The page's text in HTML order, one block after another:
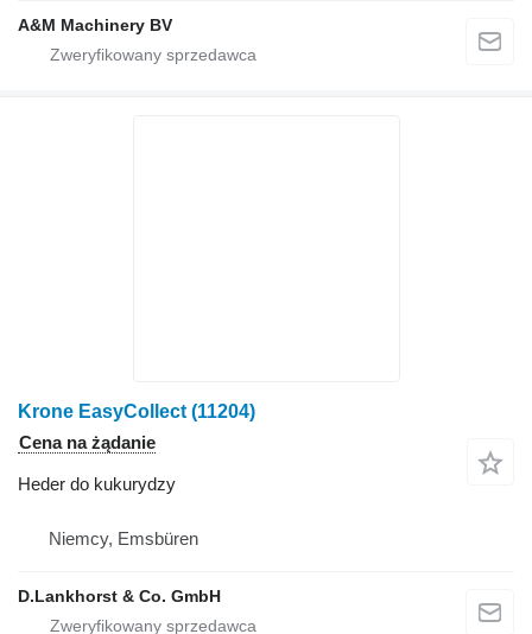
A&M Machinery BV
Krone EasyCollect (11204)
Cena na żądanie
Heder do kukurydzy
Niemcy, Emsbüren
D.Lankhorst & Co. GmbH